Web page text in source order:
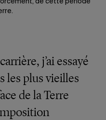
de cette période
j’ai essayé
les plus vieilles
de la Terre